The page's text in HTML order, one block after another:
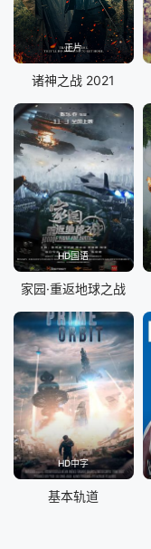
正片
诸神之战 2021
HD国语
家园·重返地球之战
HD中字
基本轨道